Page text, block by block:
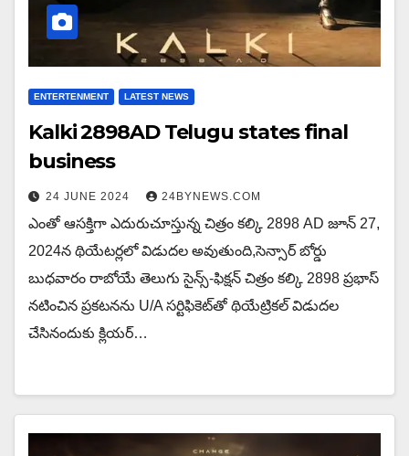
ENTERTENMENT LATEST NEWS
Kalki 2898AD Telugu states final
business
24 JUNE 2024 24BYNEWS.COM
ఎంతో ఆసక్తిగా ఎదురుచూస్తున్న చిత్రం కల్కి 2898 AD జూన్ 27,
2024న థియేటర్లలో విడుదల అవుతుంది,సెన్సార్ బోర్డు
బుధవారం రాబోయే తెలుగు సైన్స్-ఫిక్షన్ చిత్రం కల్కి 2898 ప్రభాస్
నటించిన ప్రకటనను U/A సర్టిఫికెట్‌తో థియేట్రికల్ విడుదల
చేసినందుకు క్లియర్…